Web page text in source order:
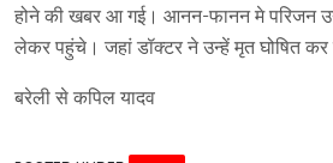
होने की खबर आ गई। आनन-फानन मे परिजन
लेकर पहुंचे। जहां डॉक्टर ने उन्हें मृत घोषित कर
बरेली से कपिल यादव